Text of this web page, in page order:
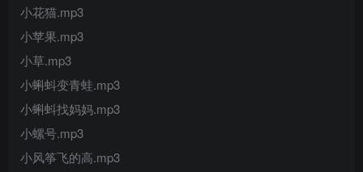
小花猫.mp3
小苹果.mp3
小草.mp3
小蝌蚪变青蛙.mp3
小蝌蚪找妈妈.mp3
小螺号.mp3
小风筝飞的高.mp3